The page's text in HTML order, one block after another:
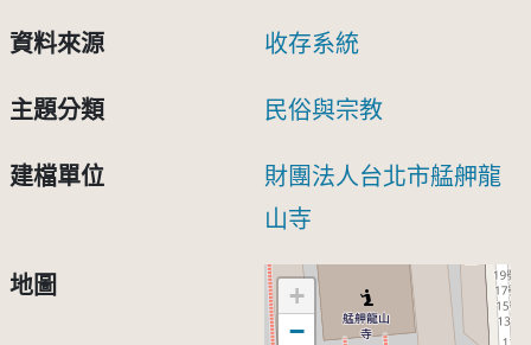
資料來源 收存系統
主題分類 民俗與宗教
建檔單位
財團法人台北市艋舺龍
山寺
地圖
+
−